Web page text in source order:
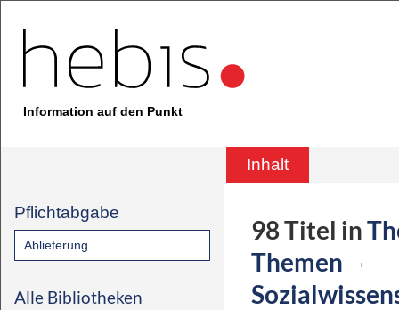
Information auf den Punkt
Inhalt
Pflichtabgabe
Ablieferung
Alle Bibliotheken
98Titel in
Themen
→